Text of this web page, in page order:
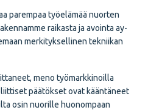
parempaa työelämää nuorten
raikasta ja avointa ay-
merkityksellinen tekniikan
meno työmarkkinoilla
päätökset ovat kääntäneet
osin nuorille huonompaan